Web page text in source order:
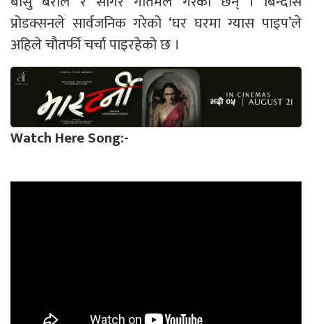
प्रोडक्सनले सार्वजनिक गरेको ‘घर घरमा ग्यास पाइप’ले
अहिले चौतर्फी चर्चा पाइरहेको छ ।
Watch Here Song:-